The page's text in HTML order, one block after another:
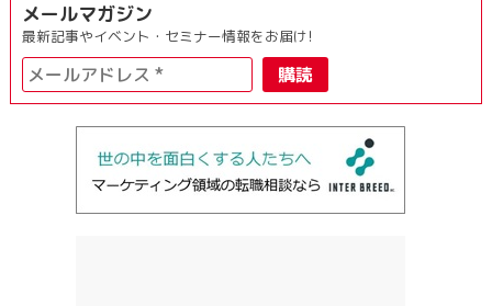
メールマガジン
最新記事やイベント・セミナー情報をお届け!